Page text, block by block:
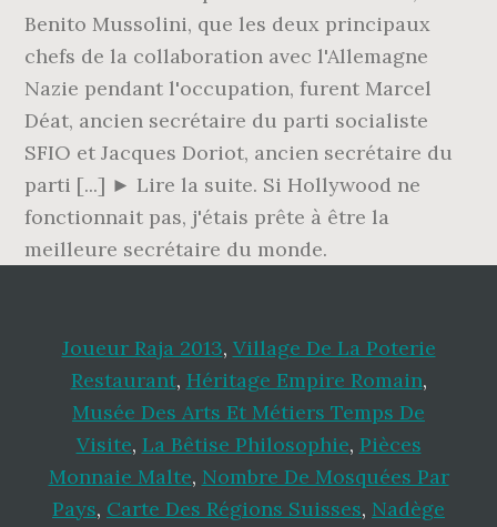
Joueur Raja 2013, Village De La Poterie
Restaurant, Héritage Empire Romain,
Musée Des Arts Et Métiers Temps De
Visite, La Bêtise Philosophie, Pièces
Monnaie Malte, Nombre De Mosquées Par
Pays, Carte Des Régions Suisses, Nadège